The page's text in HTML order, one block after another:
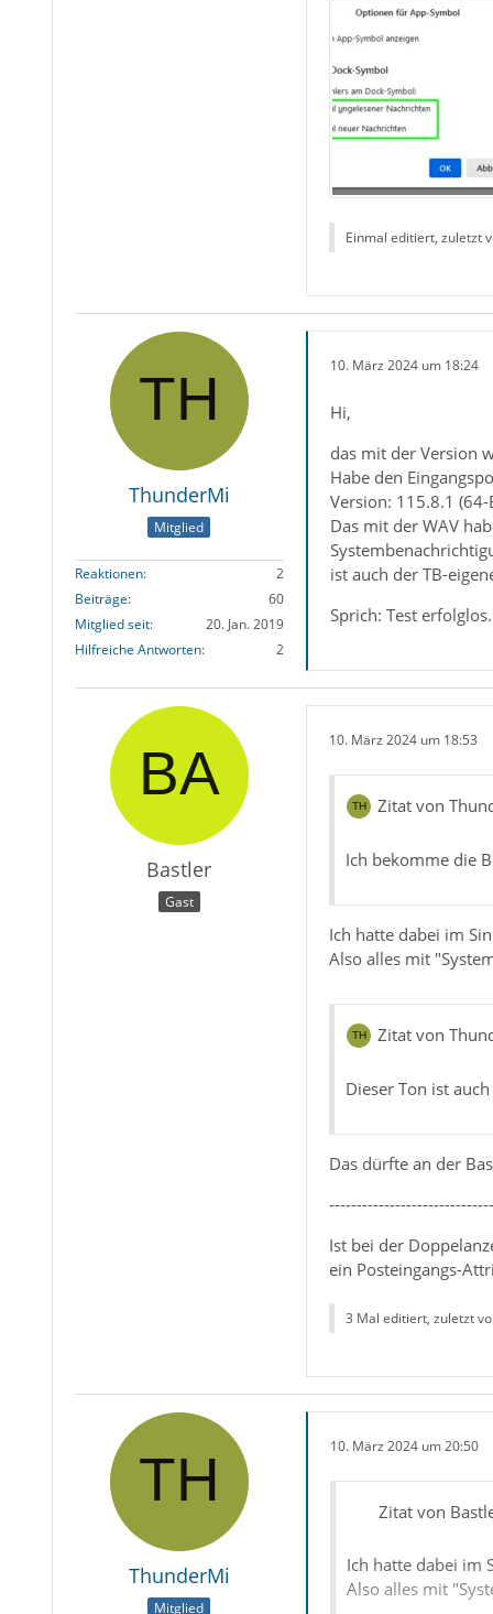
Einmal editiert, zuletzt
ThunderMi
Mitglied
Reaktionen
2
Beiträge
60
Mitglied seit
20. Jan. 2019
Hilfreiche Antworten
2
10. März 2024 um 18:24
Hi,
das mit der Version
Habe den
Version: 115.8.1 (64-
Das mit der WAV
ist auch der TB-
Sprich: Test
Bastler
Gast
10. März 2024 um 18:53
Zitat von
Ich bekomme die
Ich hatte dabei im
Also alles mit
Zitat von
Dieser Ton ist
Das dürfte an der
Ist bei der
ein Posteingangs-
3 Mal editiert, zuletzt
ThunderMi
Mitglied
10. März 2024 um 20:50
Zitat von
Ich hatte dabei im
Also alles mit